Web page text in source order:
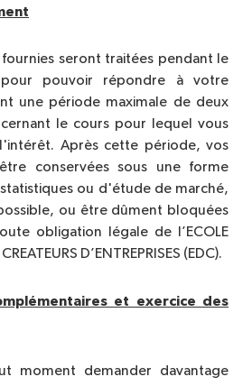
seront traitées pendant le
pour pouvoir répondre à votre
une période maximale de deux
le cours pour lequel vous
Après cette période, vos
conservées sous une forme
ou d'étude de marché,
ou être dûment bloquées
obligation légale de l’ECOLE
D’ENTREPRISES (EDC).
et exercice des
moment demander davantage